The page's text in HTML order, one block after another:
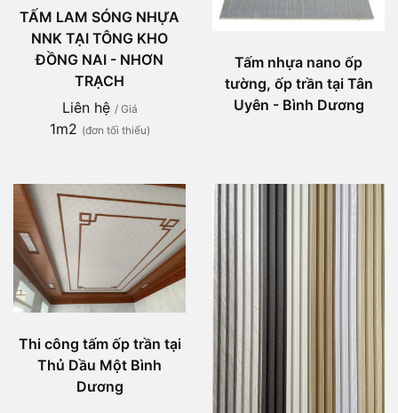
TẤM LAM SÓNG NHỰA
NNK TẠI TÔNG KHO
ĐỒNG NAI - NHƠN
TRẠCH
Liên hệ / Giá
1m2 (đơn tối thiểu)
Tấm nhựa nano ốp
tường, ốp trần tại Tân
Uyên - Bình Dương
Thi công tấm ốp trần tại
Thủ Dầu Một Bình
Dương